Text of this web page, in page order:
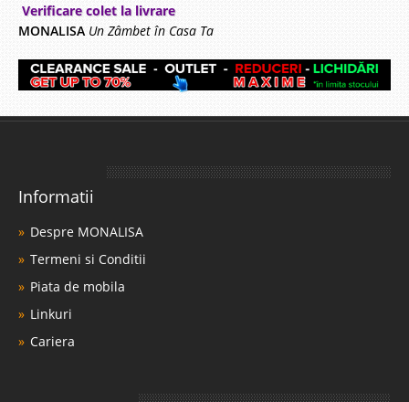
Verificare colet la livrare
MONALISA Un Zâmbet în Casa Ta
Informatii
Despre MONALISA
Termeni si Conditii
Piata de mobila
Linkuri
Cariera